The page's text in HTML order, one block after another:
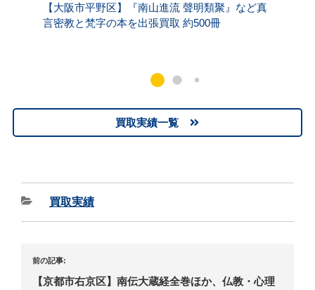
【大阪市平野区】『南山進流 聲明類聚』など真
言密教と梵字の本を出張買取 約500冊
買取実績一覧
買取実績
前の記事:
【京都市右京区】南伝大蔵経全巻ほか、仏教・心理